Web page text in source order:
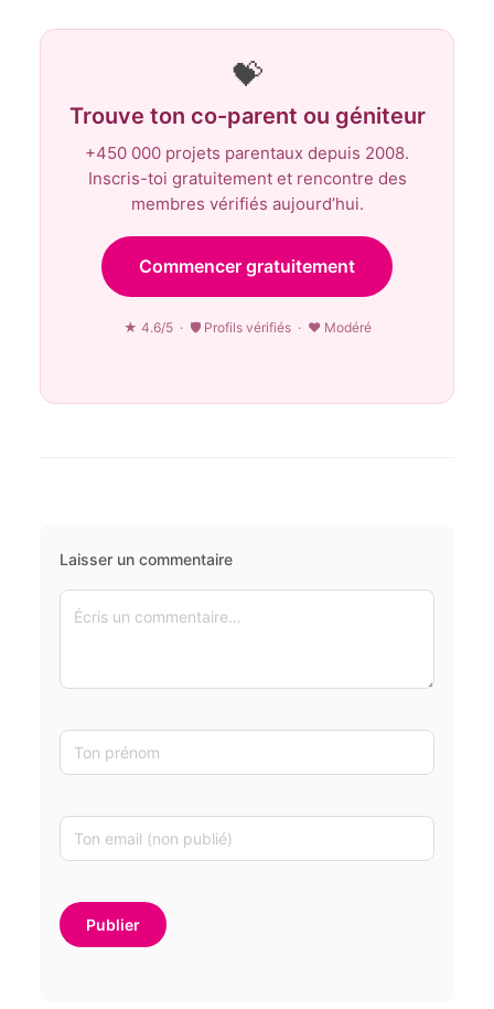
💝
Trouve ton co-parent ou géniteur
+450 000 projets parentaux depuis 2008.
Inscris-toi gratuitement et rencontre des
membres vérifiés aujourd’hui.
Commencer gratuitement
★ 4.6/5 · 🛡 Profils vérifiés · ♥ Modéré
Laisser un commentaire